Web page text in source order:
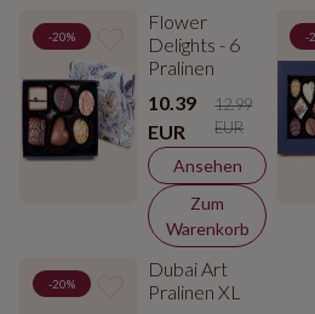
-20%
Flower
Delights - 6
Pralinen
10.39
EUR
12.99
EUR
Ansehen
Zum
Warenkorb
-
-20%
Dubai Art
Pralinen XL